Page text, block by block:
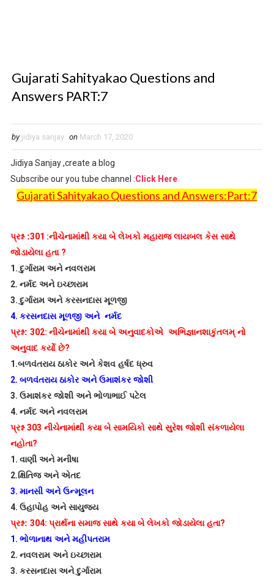
Gujarati Sahityakao Questions and
Answers PART:7
by jidiya sanjay on March 17, 2020
Jidiya Sanjay ,create a blog
Subscribe our you tube channel :Click Here
Gujarati Sahityakao Questions and Answers:Part:7
પ્રશ્ન :301 :નીચેનામાંથી કયા બે લેખકો મહારાજ લાયબલ કેસ સાથે
જોડાયેલા હતા ?
1. દુર્ગારામ અને નવલરામ
2. નર્મદ અને ઇચ્છારામ
3. દુર્ગારામ અને કરસનદાસ મૂળજી
4. કરસનદાસ મૂળજી અને નર્મદ
પ્રશ્ન: 302: નીચેનામાંથી કયા બે અનુવાદકોએ અભિજ્ઞાનશાકુંતલમ્ નો
અનુવાદ કર્યો છે?
1.બળવંતરાય ઠાકોર અને કેશવ હર્ષદ ધ્રુવ
2. બળવંતરાય ઠાકોર અને ઉમાશંકર જોશી
3. ઉમાશંકર જોશી અને ભોળાભાઈ પટેલ
4. નર્મદ અને નવલરામ
પ્રશ્ન303 નીચેનામાંથી કયા બે સામયિકો સાથે સુરેશ જોશી સંકળાયેલા
નહોતા?
1. વાણી અને મનીષા
2.ક્ષિતિજ અને એતદ
3. માનસી અને ઉન્મૂલન
4. ઉહાપોહ અને સાયુજ્ય
પ્રશ્ન: 304: પ્રાર્થના સમાજ સાથે કયા બે લેખકો જોડાયેલા હતા?
1. ભોળાનાથ અને મહીપતરામ
2. નવલરામ અને ઇચ્છારામ
3. કરસનદાસ અને દુર્ગારામ